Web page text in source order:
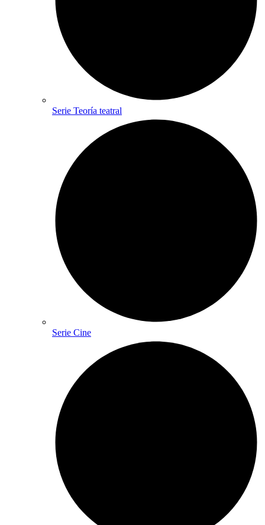
Serie Teoría teatral
Serie Cine